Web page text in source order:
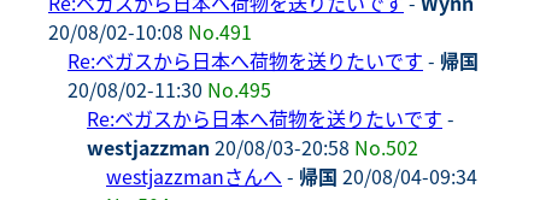
20/08/02-10:08 No.491
Re:ベガスから日本へ荷物を送りたいです - 帰国
20/08/02-11:30 No.495
Re:ベガスから日本へ荷物を送りたいです -
westjazzman 20/08/03-20:58 No.502
westjazzmanさんへ - 帰国 20/08/04-09:34